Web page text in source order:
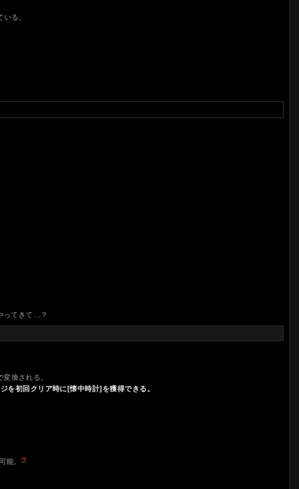
る。
ってきて…？
換される。
を初回クリア時に[懐中時計]を獲得できる。
能。
*3